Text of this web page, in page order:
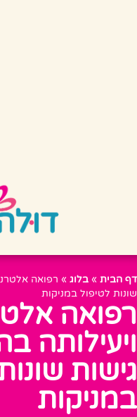
דף הבית » בלוג » רפואה
שונות לטיפול במניקות
רפואה
ויעילותה
גישות
במניקות